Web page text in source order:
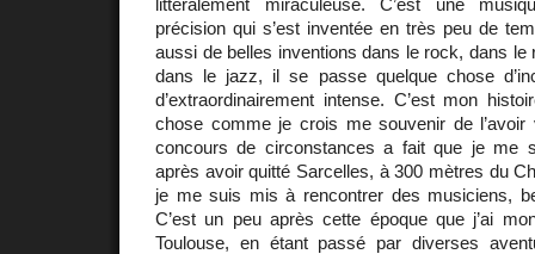
précision qui s’est inventée en très peu de
aussi de belles inventions dans le rock, dans le
dans le jazz, il se passe quelque chose
d’extraordinairement intense. C’est mon
chose comme je crois me souvenir de l’avoir
concours de circonstances a fait que je me
après avoir quitté Sarcelles, à 300 mètres du
je me suis mis à rencontrer des musiciens,
C’est un peu après cette époque que j’ai
Toulouse, en étant passé par diverses